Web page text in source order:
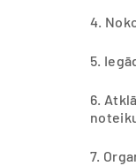
4.
5.
6.
7.